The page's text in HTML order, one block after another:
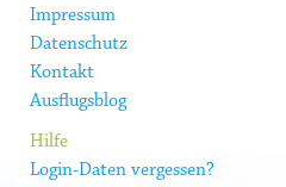
Impressum
Datenschutz
Kontakt
Ausflugsblog
Hilfe
Login-Daten vergessen?